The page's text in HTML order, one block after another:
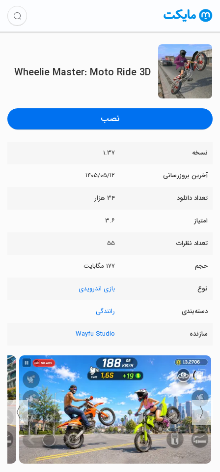
Wheelie Master: Moto Ride 3D
نصب
نسخه ۱.۳۷
آخرین بروزرسانی ۱۴۰۵/۰۵/۱۲
تعداد دانلود ۳۴ هزار
امتیاز ۳.۶
تعداد نظرات ۵۵
حجم ۱۷۷ مگابایت
نوع بازی اندرویدی
دسته‌بندی رانندگی
سازنده Wayfu Studio
〈
〉